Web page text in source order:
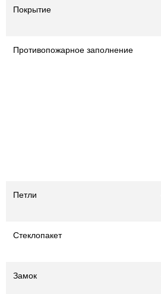
Покрытие
Противопожарное заполнение
Петли
Стеклопакет
Замок